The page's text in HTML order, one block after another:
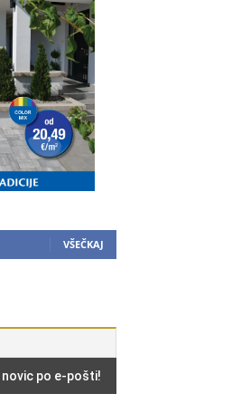
VŠEČKAJ